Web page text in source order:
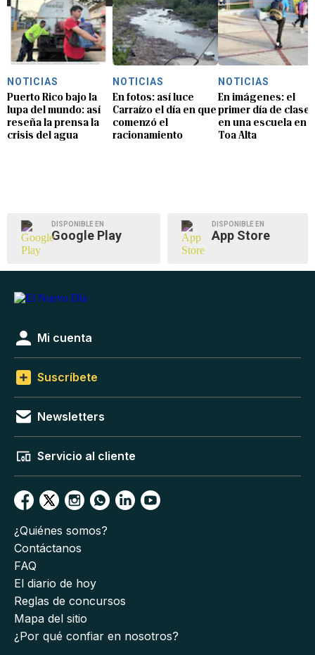
NOTICIAS
Puerto Rico bajo la
lupa del mundo: así
reseña la prensa la
crisis del agua
NOTICIAS
En fotos: así luce
Carraízo el día en que
comenzó el
racionamiento
NOTICIAS
En imágenes: el
primer día de clases
en una escuela en
Toa Alta
DISPONIBLE EN
Google Play
DISPONIBLE EN
App Store
Mi cuenta
Suscríbete
Newsletters
Servicio al cliente
¿Quiénes somos?
Contáctanos
FAQ
El diario de hoy
Reglas de concursos
Mapa del sitio
¿Por qué confiar en nosotros?